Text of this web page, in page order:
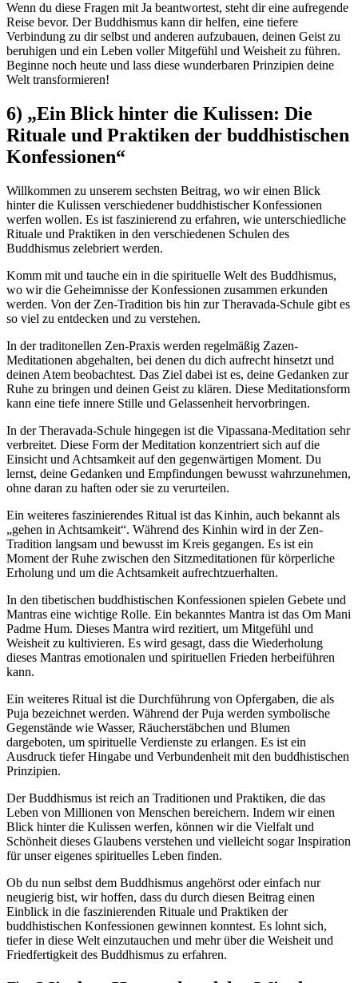
Wenn du diese Fragen mit Ja beantwortest, steht dir eine aufregende
Reise bevor. Der Buddhismus kann dir helfen, eine tiefere
Verbindung zu dir selbst und anderen aufzubauen, deinen Geist zu
beruhigen und ein Leben voller Mitgefühl und Weisheit zu führen.
Beginne noch heute und lass diese wunderbaren Prinzipien deine
Welt transformieren!
6) „Ein Blick hinter die Kulissen: Die
Rituale und Praktiken der buddhistischen
Konfessionen“
Willkommen zu unserem sechsten Beitrag, wo wir einen Blick
hinter die Kulissen verschiedener buddhistischer Konfessionen
werfen wollen. Es ist faszinierend zu erfahren, wie unterschiedliche
Rituale und Praktiken in den verschiedenen Schulen des
Buddhismus zelebriert werden.
Komm mit und tauche ein in die spirituelle Welt des Buddhismus,
wo wir die Geheimnisse der Konfessionen zusammen erkunden
werden. Von der Zen-Tradition bis hin zur Theravada-Schule gibt es
so viel zu entdecken und zu verstehen.
In der traditonellen Zen-Praxis werden regelmäßig Zazen-
Meditationen abgehalten, bei denen du dich aufrecht hinsetzt und
deinen Atem beobachtest. Das Ziel dabei ist es, deine Gedanken zur
Ruhe zu bringen und deinen Geist zu klären. Diese Meditationsform
kann eine tiefe innere Stille und Gelassenheit hervorbringen.
In der Theravada-Schule hingegen ist die Vipassana-Meditation sehr
verbreitet. Diese Form der Meditation konzentriert sich auf die
Einsicht und Achtsamkeit auf den gegenwärtigen Moment. Du
lernst, deine Gedanken und Empfindungen bewusst wahrzunehmen,
ohne daran zu haften oder sie zu verurteilen.
Ein weiteres faszinierendes Ritual ist das Kinhin, auch bekannt als
„gehen in Achtsamkeit“. Während des Kinhin wird in der Zen-
Tradition langsam und bewusst im Kreis gegangen. Es ist ein
Moment der Ruhe zwischen den Sitzmeditationen für körperliche
Erholung und um die Achtsamkeit aufrechtzuerhalten.
In den tibetischen buddhistischen Konfessionen spielen Gebete und
Mantras eine wichtige Rolle. Ein bekanntes Mantra ist das Om Mani
Padme Hum. Dieses Mantra wird rezitiert, um Mitgefühl und
Weisheit zu kultivieren. Es wird gesagt, dass die Wiederholung
dieses Mantras emotionalen und spirituellen Frieden herbeiführen
kann.
Ein weiteres Ritual ist die Durchführung von Opfergaben, die als
Puja bezeichnet werden. Während der Puja werden symbolische
Gegenstände wie Wasser, Räucherstäbchen und Blumen
dargeboten, um spirituelle Verdienste zu erlangen. Es ist ein
Ausdruck tiefer Hingabe und Verbundenheit mit den buddhistischen
Prinzipien.
Der Buddhismus ist reich an Traditionen und Praktiken, die das
Leben von Millionen von Menschen bereichern. Indem wir einen
Blick hinter die Kulissen werfen, können wir die Vielfalt und
Schönheit dieses Glaubens verstehen und vielleicht sogar Inspiration
für unser eigenes spirituelles Leben finden.
Ob du nun selbst dem Buddhismus angehörst oder einfach nur
neugierig bist, wir hoffen, dass du durch diesen Beitrag einen
Einblick in die faszinierenden Rituale und Praktiken der
buddhistischen Konfessionen gewinnen konntest. Es lohnt sich,
tiefer in diese Welt einzutauchen und mehr über die Weisheit und
Friedfertigkeit des Buddhismus zu erfahren.